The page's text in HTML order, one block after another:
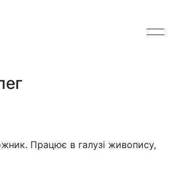
Працює в галузі живопису,